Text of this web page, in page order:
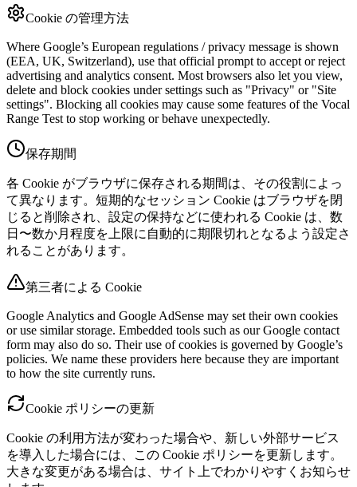
Cookie の管理方法
Where Google’s European regulations / privacy message is shown
(EEA, UK, Switzerland), use that official prompt to accept or reject
advertising and analytics consent. Most browsers also let you view,
delete and block cookies under settings such as "Privacy" or "Site
settings". Blocking all cookies may cause some features of the Vocal
Range Test to stop working or behave unexpectedly.
保存期間
各 Cookie がブラウザに保存される期間は、その役割によっ
て異なります。短期的なセッション Cookie はブラウザを閉
じると削除され、設定の保持などに使われる Cookie は、数
日〜数か月程度を上限に自動的に期限切れとなるよう設定さ
れることがあります。
第三者による Cookie
Google Analytics and Google AdSense may set their own cookies
or use similar storage. Embedded tools such as our Google contact
form may also do so. Their use of cookies is governed by Google’s
policies. We name these providers here because they are important
to how the site currently runs.
Cookie ポリシーの更新
Cookie の利用方法が変わった場合や、新しい外部サービス
を導入した場合には、この Cookie ポリシーを更新します。
大きな変更がある場合は、サイト上でわかりやすくお知らせ